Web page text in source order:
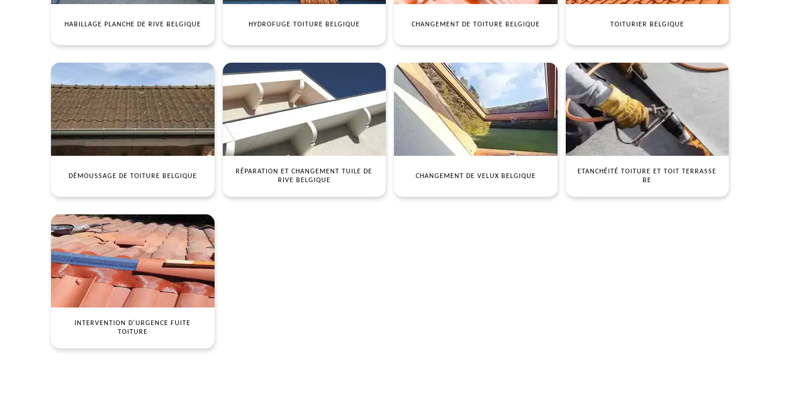
HABILLAGE PLANCHE DE RIVE BELGIQUE HYDROFUGE TOITURE BELGIQUE CHANGEMENT DE TOITURE BELGIQUE TOITURIER BELGIQUE
DÉMOUSSAGE DE TOITURE BELGIQUE
RÉPARATION ET CHANGEMENT TUILE DE
RIVE BELGIQUE
CHANGEMENT DE VELUX BELGIQUE
ETANCHÉITÉ TOITURE ET TOIT TERRASSE
BE
INTERVENTION D'URGENCE FUITE
TOITURE